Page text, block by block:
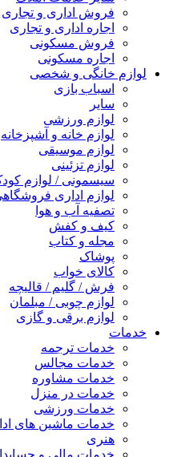
فروش اداری و تجاری
اجاره اداری و تجاری
فروش مسکونی
اجاره مسکونی
لوازم خانگی و شخصی
اسباب بازی
سایر
لوازم ورزشی
لوازم خانه و آشپزخانه
لوازم موسیقی
لوازم تزئینی
سیسمونی / لوازم
لوازم اداری
تصفیه آب و هوا
کیف و کفش
مجله و کتاب
پوشاک
کالای خواب
فرش / گلیم / قالیچه
لوازم چوبی / مبلمان
لوازم برقی و گازی
خدمات
خدمات ترجمه
خدمات مجالس
خدمات مشاوره
خدمات در منزل
خدمات ورزشی
خدمات ماشین های
هنری